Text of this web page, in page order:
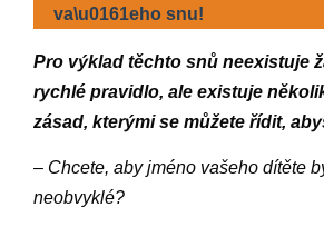
va\u0161eho snu!
Pro výklad těchto snů neexistuje
rychlé pravidlo, ale existuje
zásad, kterými se můžete řídit,
– Chcete, aby jméno vašeho dítěte
neobvyklé?